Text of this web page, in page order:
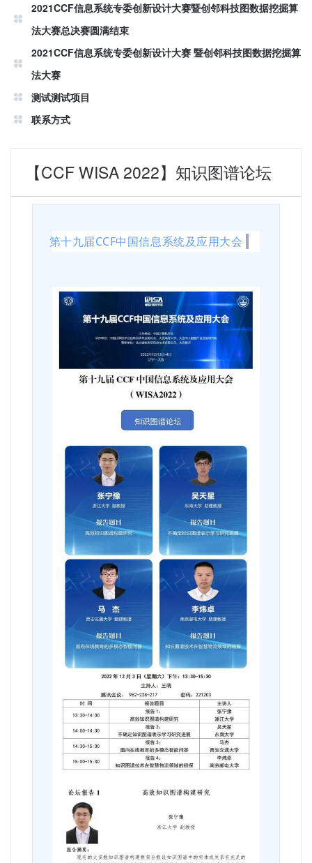
2021CCF信息系统专委创新设计大赛暨创邻科技图数据挖掘算
法大赛总决赛圆满结束
2021CCF信息系统专委创新设计大赛 暨创邻科技图数据挖掘算
法大赛
测试测试项目
联系方式
【CCF WISA 2022】知识图谱论坛
第十九届CCF中国信息系统及应用大会